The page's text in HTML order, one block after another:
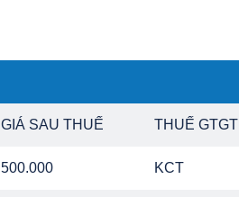
GIÁ SAU THUẾ THUẾ GTGT
500.000 KCT